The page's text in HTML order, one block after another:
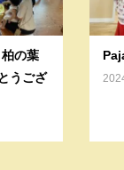
の葉
うござ